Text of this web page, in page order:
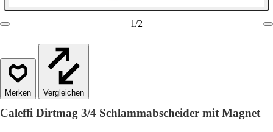
1/2
Vergleichen
Caleffi Dirtmag 3/4 Schlammabscheider mit Magnet